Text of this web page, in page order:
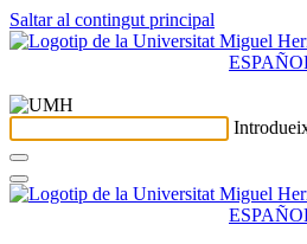
Saltar al contingut principal